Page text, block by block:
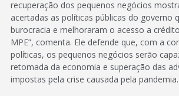
recuperação dos pequenos negócios
acertadas as políticas públicas do governo
burocracia e melhoraram o acesso a
MPE”, comenta. Ele defende que, com a
políticas, os pequenos negócios serão
retomada da economia e superação das
impostas pela crise causada pela pandemia.